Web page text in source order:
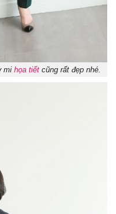
mi họa tiết cũng rất đẹp nhé.